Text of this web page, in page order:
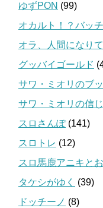
ゆずPON (99)
オカルト！？バッ
オラ、人間になりて
グッバイゴールド
サワ・ミオリのブ
サワ・ミオリの信
スロさんぽ(141)
スロトレ (12)
スロ馬鹿アニキと
タケシがゆく
(39)
ドッチーノ (8)